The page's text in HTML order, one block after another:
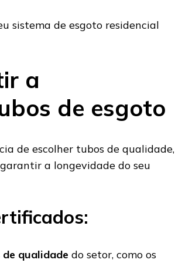
sistema de esgoto residencial
a
de esgoto
de escolher tubos de qualidade,
a longevidade do seu
de qualidade do setor, como os